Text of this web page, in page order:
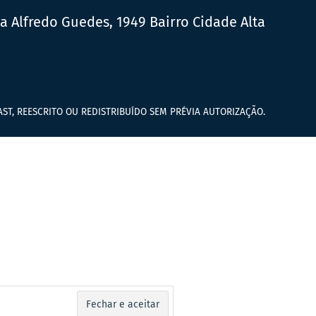
Alfredo Guedes, 1949 Bairro Cidade Alta
REESCRITO OU REDISTRIBUÍDO SEM PRÉVIA AUTORIZAÇÃO.